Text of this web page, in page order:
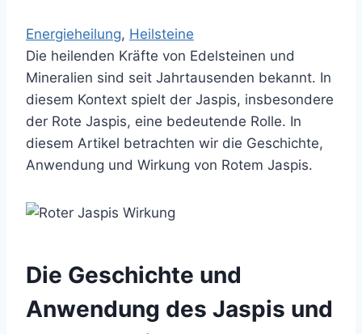
Energieheilung, Heilsteine
Die heilenden Kräfte von Edelsteinen und
Mineralien sind seit Jahrtausenden bekannt. In
diesem Kontext spielt der Jaspis, insbesondere
der Rote Jaspis, eine bedeutende Rolle. In
diesem Artikel betrachten wir die Geschichte,
Anwendung und Wirkung von Rotem Jaspis.
Die Geschichte und
Anwendung des Jaspis und